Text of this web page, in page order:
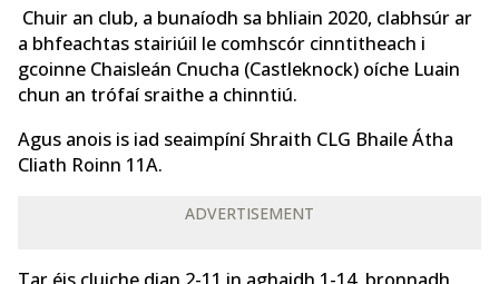
Chuir an club, a bunaíodh sa bhliain 2020, clabhsúr ar
a bhfeachtas stairiúil le comhscór cinntitheach i
gcoinne Chaisleán Cnucha (Castleknock) oíche Luain
chun an trófaí sraithe a chinntiú.
Agus anois is iad seaimpíní Shraith CLG Bhaile Átha
Cliath Roinn 11A.
ADVERTISEMENT